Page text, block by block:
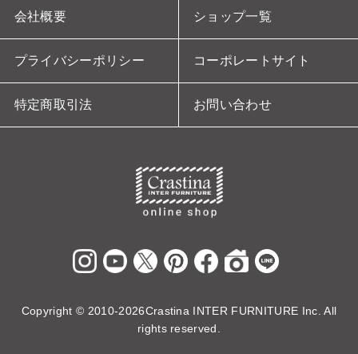
会社概要 ショップ一覧
プライバシーポリシー コーポレートサイト
特定商取引法 お問い合わせ
Copyright © 2010-2026Crastina INTER FURNITURE Inc. All
rights reserved.